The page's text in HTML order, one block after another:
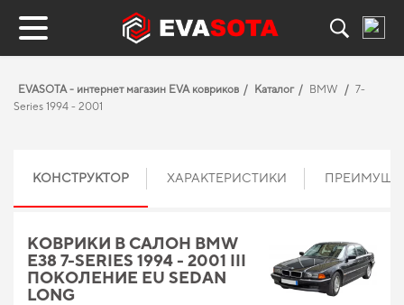
EVASOTA - интернет магазин EVA ковриков Каталог BMW
7-
Series 1994 - 2001
КОНСТРУКТОР ХАРАКТЕРИСТИКИ
КОВРИКИ В САЛОН BMW
E38 7-SERIES 1994 - 2001 III
ПОКОЛЕНИЕ EU SEDAN
LONG